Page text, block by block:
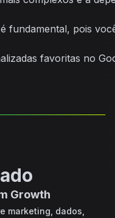
fundamental, pois
favoritas no
Growth
marketing, dados,